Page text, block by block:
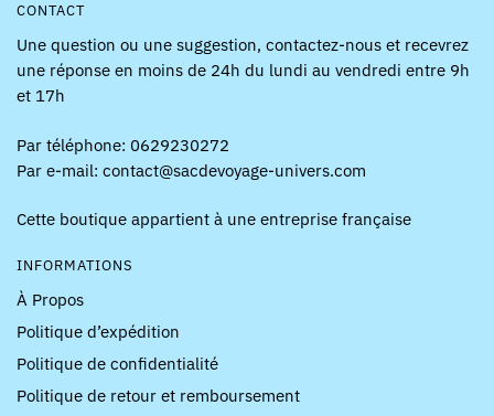
CONTACT
Une question ou une suggestion, contactez-nous et recevrez
une réponse en moins de 24h du lundi au vendredi entre 9h
et 17h
Par téléphone: 0629230272
Par e-mail: contact@sacdevoyage-univers.com
Cette boutique appartient à une entreprise française
INFORMATIONS
À Propos
Politique d’expédition
Politique de confidentialité
Politique de retour et remboursement